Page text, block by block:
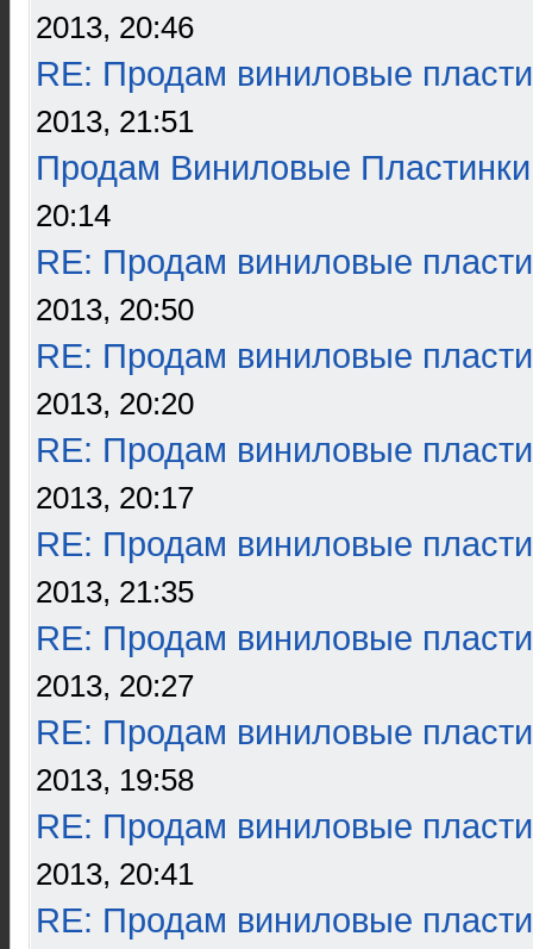
2013, 20:46
RE: Продам виниловые
2013, 21:51
Продам Виниловые Пластинки
20:14
RE: Продам виниловые
2013, 20:50
RE: Продам виниловые
2013, 20:20
RE: Продам виниловые
2013, 20:17
RE: Продам виниловые
2013, 21:35
RE: Продам виниловые
2013, 20:27
RE: Продам виниловые
2013, 19:58
RE: Продам виниловые
2013, 20:41
RE: Продам виниловые